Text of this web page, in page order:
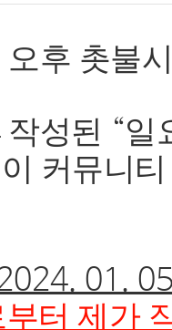
오후 촛불
작성된 “일
커뮤니
01.
터 제가